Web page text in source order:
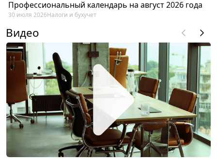
Профессиональный календарь на август 2026 года
30 июля 2026Налоги и бухучет
Видео